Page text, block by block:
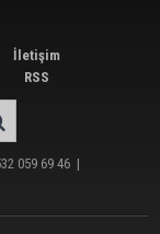
İletişim
RSS
059 69 46 |